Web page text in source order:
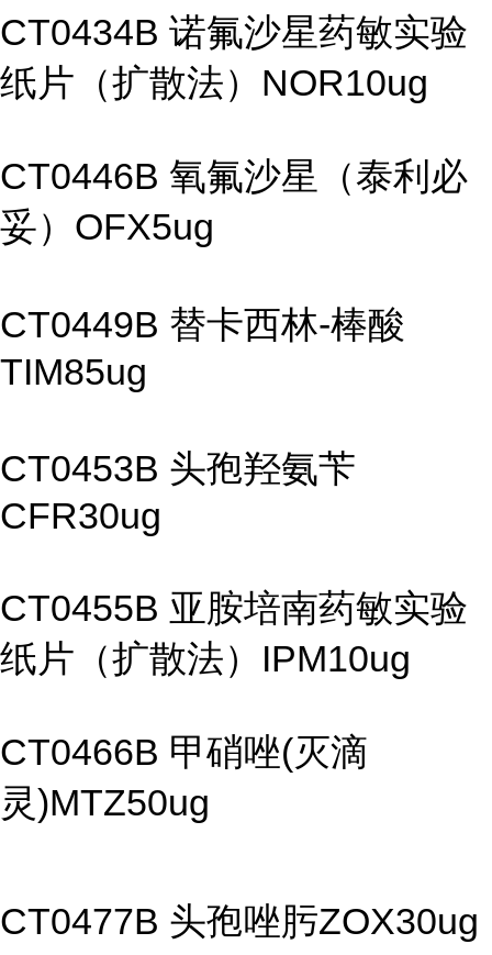
CT0434B 诺氟沙星药敏实验
纸片（扩散法）NOR10ug
CT0446B 氧氟沙星（泰利必
妥）OFX5ug
CT0449B 替卡西林-棒酸
TIM85ug
CT0453B 头孢羟氨苄
CFR30ug
CT0455B 亚胺培南药敏实验
纸片（扩散法）IPM10ug
CT0466B 甲硝唑(灭滴
灵)MTZ50ug
CT0477B 头孢唑肟ZOX30ug